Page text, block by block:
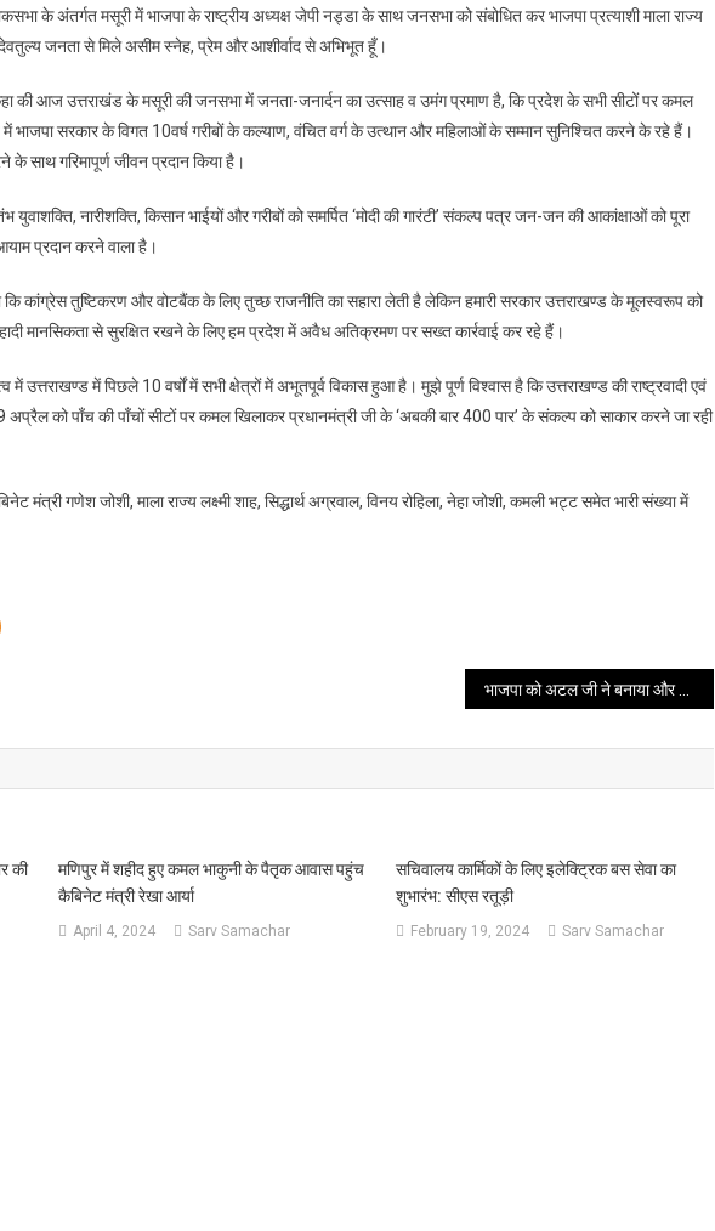
के अंतर्गत मसूरी में भाजपा के राष्ट्रीय अध्यक्ष जेपी नड्डा के साथ जनसभा को संबोधित कर भाजपा प्रत्याशी माला राज्य
जनता से मिले असीम स्नेह, प्रेम और आशीर्वाद से अभिभूत हूँ।
की आज उत्तराखंड के मसूरी की जनसभा में जनता-जनार्दन का उत्साह व उमंग प्रमाण है, कि प्रदेश के सभी सीटों पर कमल
भाजपा सरकार के विगत 10वर्ष गरीबों के कल्याण, वंचित वर्ग के उत्थान और महिलाओं के सम्मान सुनिश्चित करने के रहे हैं।
के साथ गरिमापूर्ण जीवन प्रदान किया है।
युवाशक्ति, नारीशक्ति, किसान भाईयों और गरीबों को समर्पित ‘मोदी की गारंटी’ संकल्प पत्र जन-जन की आकांक्षाओं को पूरा
प्रदान करने वाला है।
कि कांग्रेस तुष्टिकरण और वोटबैंक के लिए तुच्छ राजनीति का सहारा लेती है लेकिन हमारी सरकार उत्तराखण्ड के मूलस्वरूप को
मानसिकता से सुरक्षित रखने के लिए हम प्रदेश में अवैध अतिक्रमण पर सख्त कार्रवाई कर रहे हैं।
उत्तराखण्ड में पिछले 10 वर्षों में सभी क्षेत्रों में अभूतपूर्व विकास हुआ है। मुझे पूर्ण विश्वास है कि उत्तराखण्ड की राष्ट्रवादी एवं
अप्रैल को पाँच की पाँचों सीटों पर कमल खिलाकर प्रधानमंत्री जी के ‘अबकी बार 400 पार’ के संकल्प को साकार करने जा रही
मंत्री गणेश जोशी, माला राज्य लक्ष्मी शाह, सिद्धार्थ अग्रवाल, विनय रोहिला, नेहा जोशी, कमली भट्ट समेत भारी संख्या में
की
मणिपुर में शहीद हुए कमल भाकुनी के पैतृक आवास पहुंच
कैबिनेट मंत्री रेखा आर्या
April 4, 2024 Sarv Samachar
सचिवालय कार्मिकों के लिए इलेक्ट्रिक बस सेवा का
शुभारंभ: सीएस रतूड़ी
February 19, 2024 Sarv Samachar